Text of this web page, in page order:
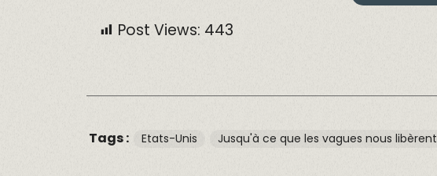
Post Views: 443
Tags : Etats-Unis Jusqu'à ce que les vagues nous libèrent